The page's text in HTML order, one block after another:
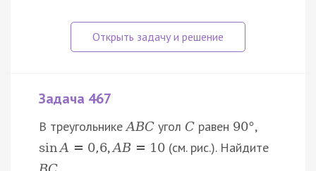
Задача 467
В треугольникеABC угол C равен 90°,
sinA = 0,6,AB = 10 (см. рис.). Найдите